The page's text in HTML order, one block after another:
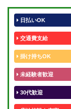
日払いOK
交通費支給
掛け持ちOK
未経験者歓迎
30代歓迎